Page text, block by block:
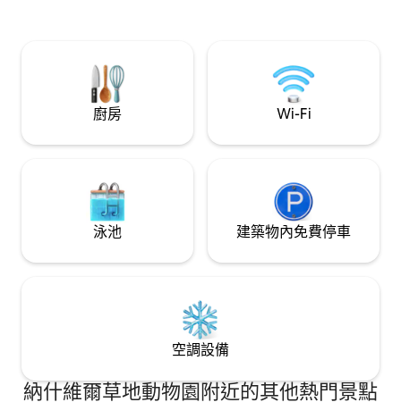
廚房 Wi-Fi
泳池 建築物內免費停車
空調設備
納什維爾草地動物園附近的其他熱門景點